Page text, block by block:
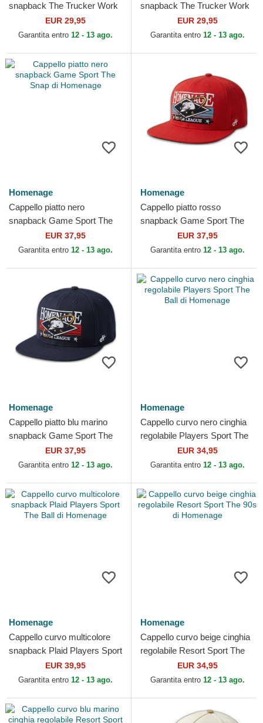
snapback The Trucker Work
1975 Workwear The di
Homenage
EUR 29,95
Garantita entro 12 - 13 ago.
snapback The Trucker Work
1975 Workwear The di
Homenage
EUR 29,95
Garantita entro 12 - 13 ago.
Homenage
Cappello piatto nero
snapback Game Sport The
Snap di Homenage
EUR 37,95
Garantita entro 12 - 13 ago.
Homenage
Cappello piatto rosso
snapback Game Sport The
Snap di Homenage
EUR 37,95
Garantita entro 12 - 13 ago.
Homenage
Cappello piatto blu marino
snapback Game Sport The
Snap di Homenage
EUR 37,95
Garantita entro 12 - 13 ago.
Homenage
Cappello curvo nero cinghia
regolabile Players Sport The
Ball di Homenage
EUR 34,95
Garantita entro 12 - 13 ago.
Homenage
Cappello curvo multicolore
snapback Plaid Players Sport
The Ball di Homenage
EUR 39,95
Garantita entro 12 - 13 ago.
Homenage
Cappello curvo beige cinghia
regolabile Resort Sport The
90s di Homenage
EUR 34,95
Garantita entro 12 - 13 ago.